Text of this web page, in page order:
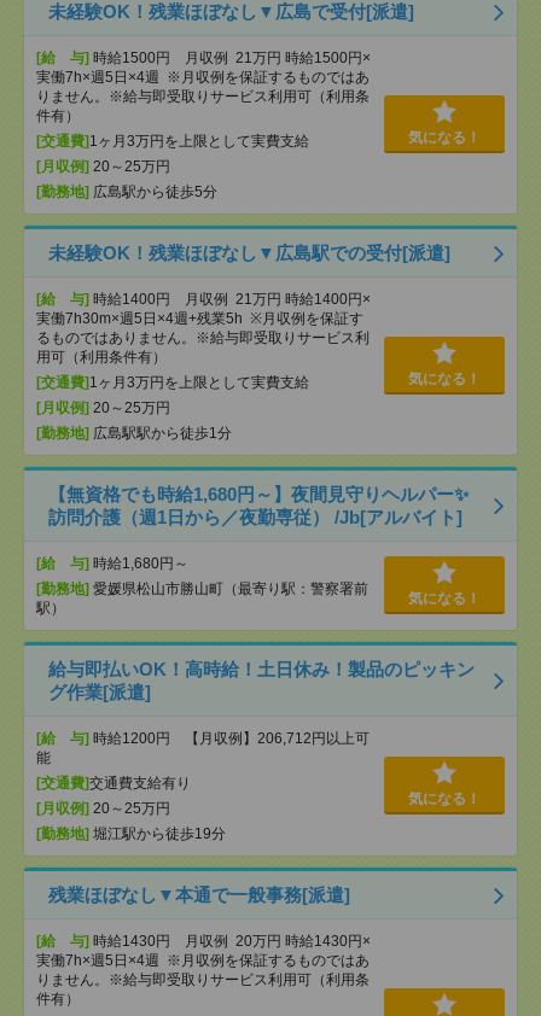
未経験OK！残業ほぼなし▼広島で受付[派遣]
[給 与] 時給1500円 月収例 21万円 時給1500円×
実働7h×週5日×4週 ※月収例を保証するものではあ
りません。※給与即受取りサービス利用可（利用条
件有）
[交通費] 1ヶ月3万円を上限として実費支給
[月収例] 20～25万円
[勤務地] 広島駅から徒歩5分
気になる！
未経験OK！残業ほぼなし▼広島駅での受付[派遣]
[給 与] 時給1400円 月収例 21万円 時給1400円×
実働7h30m×週5日×4週+残業5h ※月収例を保証す
るものではありません。※給与即受取りサービス利
用可（利用条件有）
[交通費] 1ヶ月3万円を上限として実費支給
[月収例] 20～25万円
[勤務地] 広島駅駅から徒歩1分
気になる！
【無資格でも時給1,680円～】夜間見守りヘルパー✨
訪問介護（週1日から／夜勤専従） /Jb[アルバイト]
[給 与] 時給1,680円～
[勤務地] 愛媛県松山市勝山町（最寄り駅：警察署前
駅）
気になる！
給与即払いOK！高時給！土日休み！製品のピッキン
グ作業[派遣]
[給 与] 時給1200円 【月収例】206,712円以上可
能
[交通費]交通費支給有り
[月収例] 20～25万円
[勤務地] 堀江駅から徒歩19分
気になる！
残業ほぼなし▼本通で一般事務[派遣]
[給 与] 時給1430円 月収例 20万円 時給1430円×
実働7h×週5日×4週 ※月収例を保証するものではあ
りません。※給与即受取りサービス利用可（利用条
件有）